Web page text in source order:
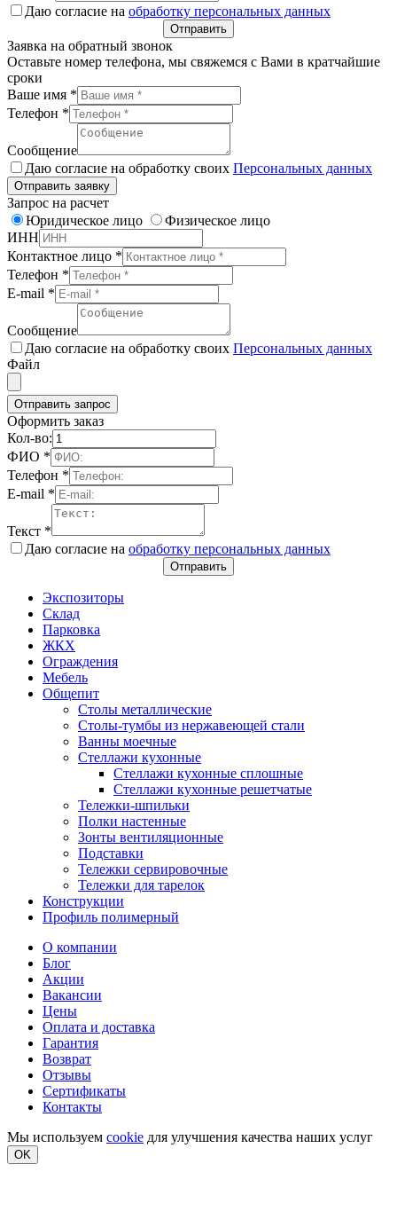
Даю согласие на обработку персональных данных
Отправить
Заявка на обратный звонок
Оставьте номер телефона, мы свяжемся с Вами в кратчайшие
сроки
Ваше имя *
Телефон *
Сообщение
Даю согласие на обработку своих Персональных данных
Отправить заявку
Запрос на расчет
Юридическое лицо
Физическое лицо
ИНН
Контактное лицо *
Телефон *
E-mail *
Сообщение
Даю согласие на обработку своих Персональных данных
Файл
Отправить запрос
Оформить заказ
Кол-во:
ФИО *
Телефон *
E-mail *
Текст *
Даю согласие на обработку персональных данных
Отправить
Экспозиторы
Склад
Парковка
ЖКХ
Ограждения
Мебель
Общепит
Столы металлические
Столы-тумбы из нержавеющей стали
Ванны моечные
Стеллажи кухонные
Стеллажи кухонные сплошные
Стеллажи кухонные решетчатые
Тележки-шпильки
Полки настенные
Зонты вентиляционные
Подставки
Тележки сервировочные
Тележки для тарелок
Конструкции
Профиль полимерный
О компании
Блог
Акции
Вакансии
Цены
Оплата и доставка
Гарантия
Возврат
Отзывы
Сертификаты
Контакты
Мы используем cookie для улучшения качества наших услуг
OK